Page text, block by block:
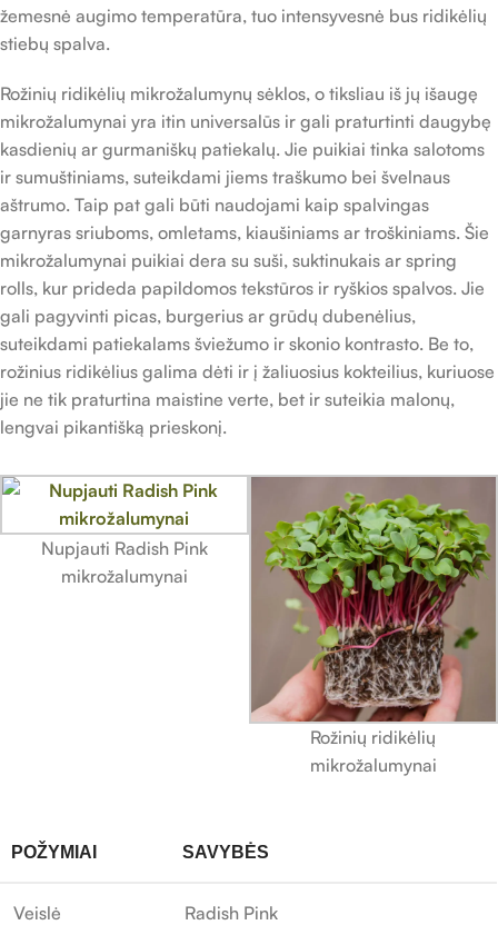
žemesnė augimo temperatūra, tuo intensyvesnė bus ridikėlių
stiebų spalva.
Rožinių ridikėlių mikrožalumynų sėklos, o tiksliau iš jų išaugę
mikrožalumynai yra itin universalūs ir gali praturtinti daugybę
kasdienių ar gurmaniškų patiekalų. Jie puikiai tinka salotoms
ir sumuštiniams, suteikdami jiems traškumo bei švelnaus
aštrumo. Taip pat gali būti naudojami kaip spalvingas
garnyras sriuboms, omletams, kiaušiniams ar troškiniams. Šie
mikrožalumynai puikiai dera su suši, suktinukais ar spring
rolls, kur prideda papildomos tekstūros ir ryškios spalvos. Jie
gali pagyvinti picas, burgerius ar grūdų dubenėlius,
suteikdami patiekalams šviežumo ir skonio kontrasto. Be to,
rožinius ridikėlius galima dėti ir į žaliuosius kokteilius, kuriuose
jie ne tik praturtina maistine verte, bet ir suteikia malonų,
lengvai pikantišką prieskonį.
Nupjauti Radish Pink
mikrožalumynai
Rožinių ridikėlių
mikrožalumynai
POŽYMIAI SAVYBĖS
Veislė Radish Pink